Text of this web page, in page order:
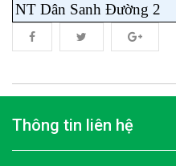
NT Dân Sanh Đường 2
Thông tin liên hệ